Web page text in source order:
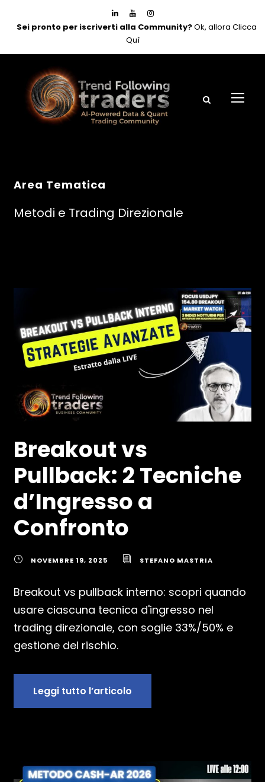
Sei pronto per iscriverti alla Community?Ok, allora Clicca
Quì
Area Tematica
Metodi e Trading Direzionale
Breakout vs
Pullback: 2 Tecniche
d’Ingresso a
Confronto
NOVEMBRE 19, 2025 STEFANO MASTRIA
Breakout vs pullback interno: scopri quando
usare ciascuna tecnica d'ingresso nel
trading direzionale, con soglie 33%/50% e
gestione del rischio.
Leggi tutto l’articolo